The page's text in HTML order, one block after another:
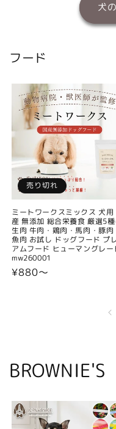
犬
フード
売り切れ
ミートワークスミックス 犬用
産 無添加 総合栄養食 厳選5
生肉 牛肉・鶏肉・馬肉・豚肉
魚肉 お試し ドッグフード プ
アムフード ヒューマングレー
mw260001
通
¥880〜
BROWNIE'S